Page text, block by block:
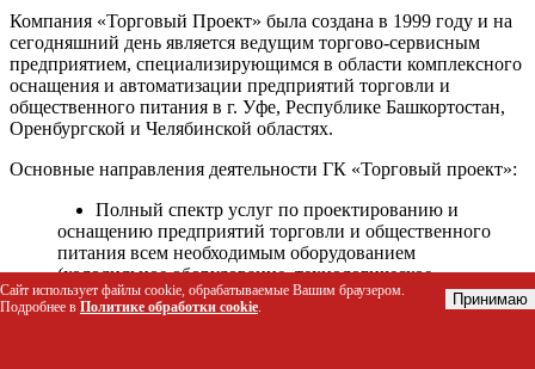
Компания «Торговый Проект» была создана в 1999 году и на
сегодняшний день является ведущим торгово-сервисным
предприятием, специализирующимся в области комплексного
оснащения и автоматизации предприятий торговли и
общественного питания в г. Уфе, Республике Башкортостан,
Оренбургской и Челябинской областях.
Основные направления деятельности ГК «Торговый проект»:
Полный спектр услуг по проектированию и
оснащению предприятий торговли и общественного
питания всем необходимым оборудованием
(холодильное оборудование, технологическое
оборудование, стеллажное оборудование и т.д.);
Автоматизация торговых процессов и внедрения
Сайт использует файлы cookie, обрабатываемые Вашим браузером.
Подробнее в Политике обработки cookie. Принимаю